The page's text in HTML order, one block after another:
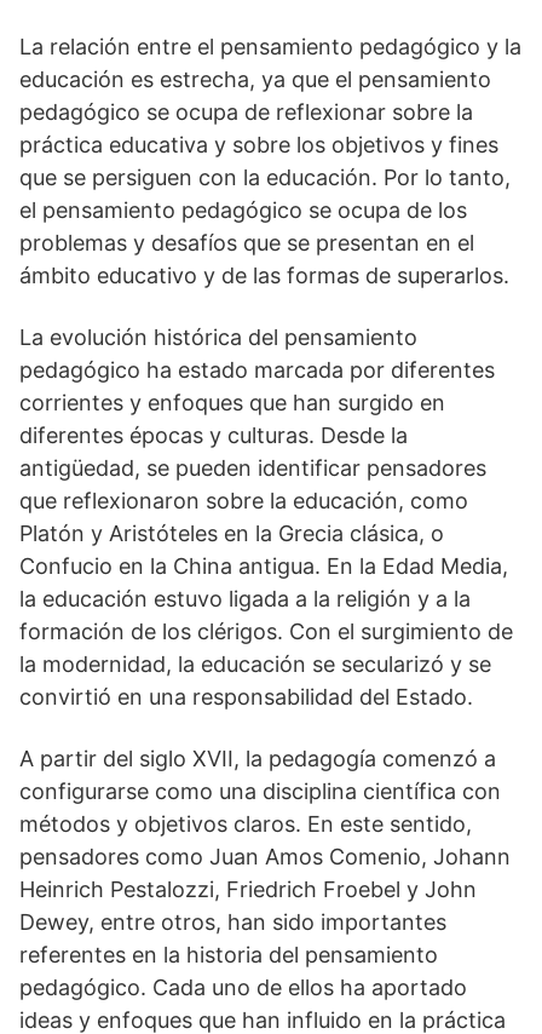
La relación entre el pensamiento pedagógico y la
educación es estrecha, ya que el pensamiento
pedagógico se ocupa de reflexionar sobre la
práctica educativa y sobre los objetivos y fines
que se persiguen con la educación. Por lo tanto,
el pensamiento pedagógico se ocupa de los
problemas y desafíos que se presentan en el
ámbito educativo y de las formas de superarlos.
La evolución histórica del pensamiento
pedagógico ha estado marcada por diferentes
corrientes y enfoques que han surgido en
diferentes épocas y culturas. Desde la
antigüedad, se pueden identificar pensadores
que reflexionaron sobre la educación, como
Platón y Aristóteles en la Grecia clásica, o
Confucio en la China antigua. En la Edad Media,
la educación estuvo ligada a la religión y a la
formación de los clérigos. Con el surgimiento de
la modernidad, la educación se secularizó y se
convirtió en una responsabilidad del Estado.
A partir del siglo XVII, la pedagogía comenzó a
configurarse como una disciplina científica con
métodos y objetivos claros. En este sentido,
pensadores como Juan Amos Comenio, Johann
Heinrich Pestalozzi, Friedrich Froebel y John
Dewey, entre otros, han sido importantes
referentes en la historia del pensamiento
pedagógico. Cada uno de ellos ha aportado
ideas y enfoques que han influido en la práctica